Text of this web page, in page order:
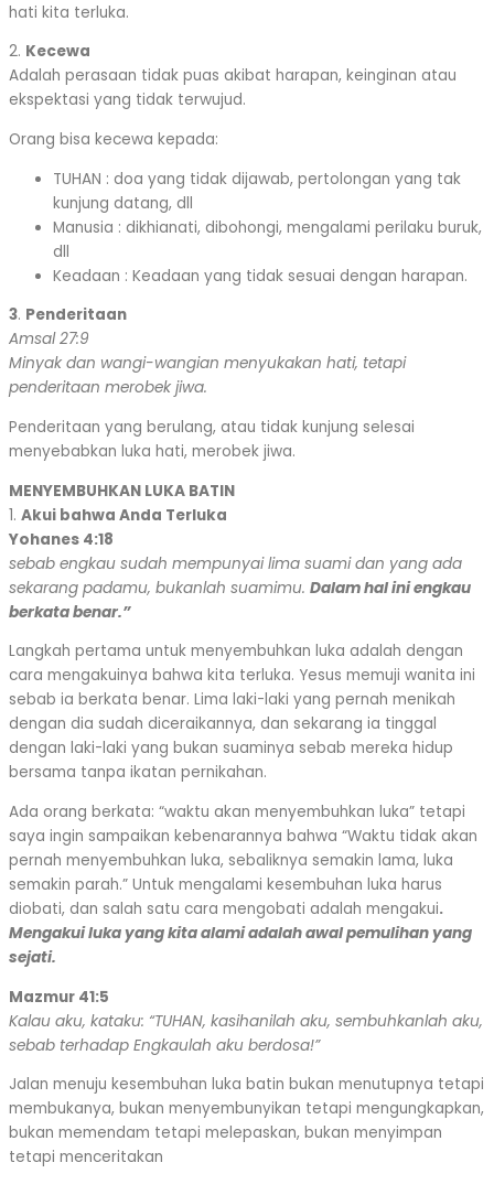
hati kita terluka.
2. Kecewa
Adalah perasaan tidak puas akibat harapan, keinginan atau
ekspektasi yang tidak terwujud.
Orang bisa kecewa kepada:
TUHAN : doa yang tidak dijawab, pertolongan yang tak
kunjung datang, dll
Manusia : dikhianati, dibohongi, mengalami perilaku buruk,
dll
Keadaan : Keadaan yang tidak sesuai dengan harapan.
3. Penderitaan
Amsal 27:9
Minyak dan wangi-wangian menyukakan hati, tetapi
penderitaan merobek jiwa.
Penderitaan yang berulang, atau tidak kunjung selesai
menyebabkan luka hati, merobek jiwa.
MENYEMBUHKAN LUKA BATIN
1. Akui bahwa Anda Terluka
Yohanes 4:18
sebab engkau sudah mempunyai lima suami dan yang ada
sekarang padamu, bukanlah suamimu. Dalam hal ini engkau
berkata benar.”
Langkah pertama untuk menyembuhkan luka adalah dengan
cara mengakuinya bahwa kita terluka. Yesus memuji wanita ini
sebab ia berkata benar. Lima laki-laki yang pernah menikah
dengan dia sudah diceraikannya, dan sekarang ia tinggal
dengan laki-laki yang bukan suaminya sebab mereka hidup
bersama tanpa ikatan pernikahan.
Ada orang berkata: “waktu akan menyembuhkan luka” tetapi
saya ingin sampaikan kebenarannya bahwa “Waktu tidak akan
pernah menyembuhkan luka, sebaliknya semakin lama, luka
semakin parah.” Untuk mengalami kesembuhan luka harus
diobati, dan salah satu cara mengobati adalah mengakui.
Mengakui luka yang kita alami adalah awal pemulihan yang
sejati.
Mazmur 41:5
Kalau aku, kataku: “TUHAN, kasihanilah aku, sembuhkanlah aku,
sebab terhadap Engkaulah aku berdosa!”
Jalan menuju kesembuhan luka batin bukan menutupnya tetapi
membukanya, bukan menyembunyikan tetapi mengungkapkan,
bukan memendam tetapi melepaskan, bukan menyimpan
tetapi menceritakan